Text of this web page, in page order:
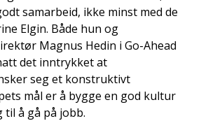
samarbeid, ikke minst med de
Elgin. Både hun og
Magnus Hedin i Go-Ahead
det inntrykket at
seg et konstruktivt
mål er å bygge en god kultur
til å gå på jobb.